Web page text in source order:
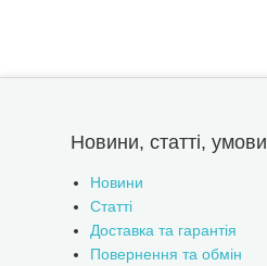
Новини, статті, умови
Новини
Статті
Доставка та гарантія
Повернення та обмін